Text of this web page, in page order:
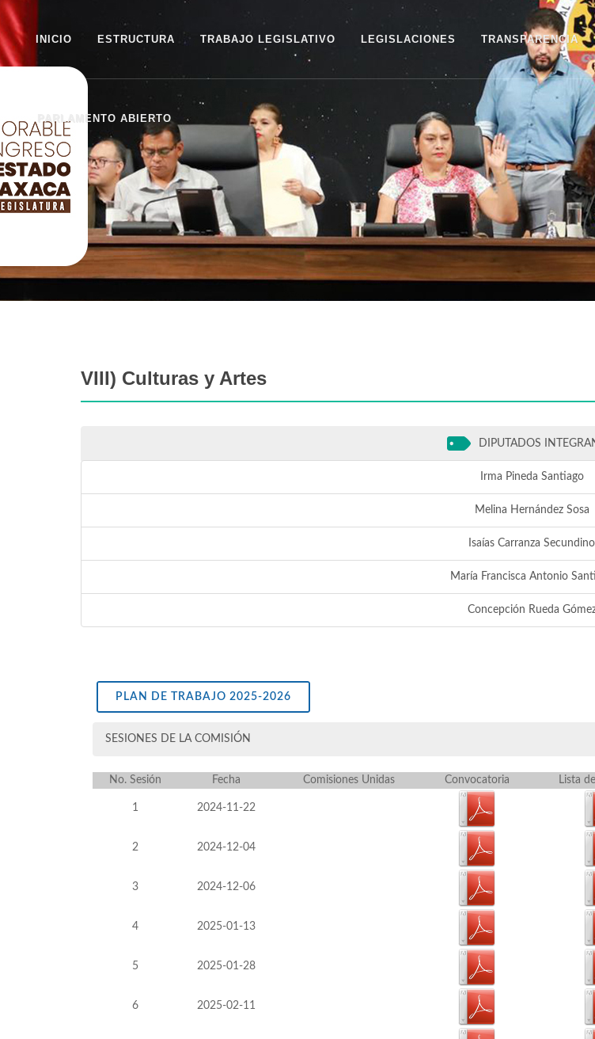
INICIO ESTRUCTURA TRABAJO LEGISLATIVO LEGISLACIONES TRANSPARENCIA
PARLAMENTO ABIERTO
VIII) Culturas y Artes
DIPUTADOS
Irma Pineda Santiago
Melina Hernández Sosa
Isaías Carranza Secundino
María Francisca Antonio
Concepción Rueda
PLAN DE TRABAJO 2025-2026
SESIONES DE LA COMISIÓN
No. Sesión Fecha Comisiones Unidas Convocatoria Lista
1 2024-11-22
2 2024-12-04
3 2024-12-06
4 2025-01-13
5 2025-01-28
6 2025-02-11